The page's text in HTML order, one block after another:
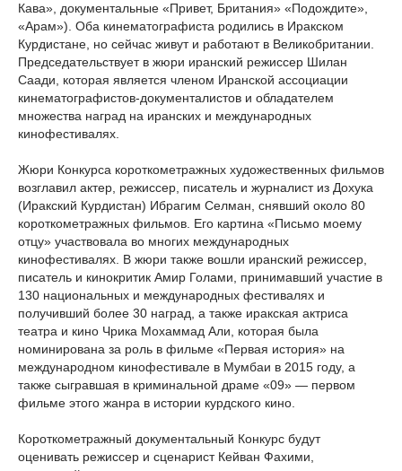
Кава», документальные «Привет, Британия» «Подождите»,
«Арам»). Оба кинематографиста родились в Иракском
Курдистане, но сейчас живут и работают в Великобритании.
Председательствует в жюри иранский режиссер Шилан
Саади, которая является членом Иранской ассоциации
кинематографистов-документалистов и обладателем
множества наград на иранских и международных
кинофестивалях.
Жюри Конкурса короткометражных художественных фильмов
возглавил актер, режиссер, писатель и журналист из Дохука
(Иракский Курдистан) Ибрагим Селман, снявший около 80
короткометражных фильмов. Его картина «Письмо моему
отцу» участвовала во многих международных
кинофестивалях. В жюри также вошли иранский режиссер,
писатель и кинокритик Амир Голами, принимавший участие в
130 национальных и международных фестивалях и
получивший более 30 наград, а также иракская актриса
театра и кино Чрика Мохаммад Али, которая была
номинирована за роль в фильме «Первая история» на
международном кинофестивале в Мумбаи в 2015 году, а
также сыгравшая в криминальной драме «09» — первом
фильме этого жанра в истории курдского кино.
Короткометражный документальный Конкурс будут
оценивать режиссер и сценарист Кейван Фахими,